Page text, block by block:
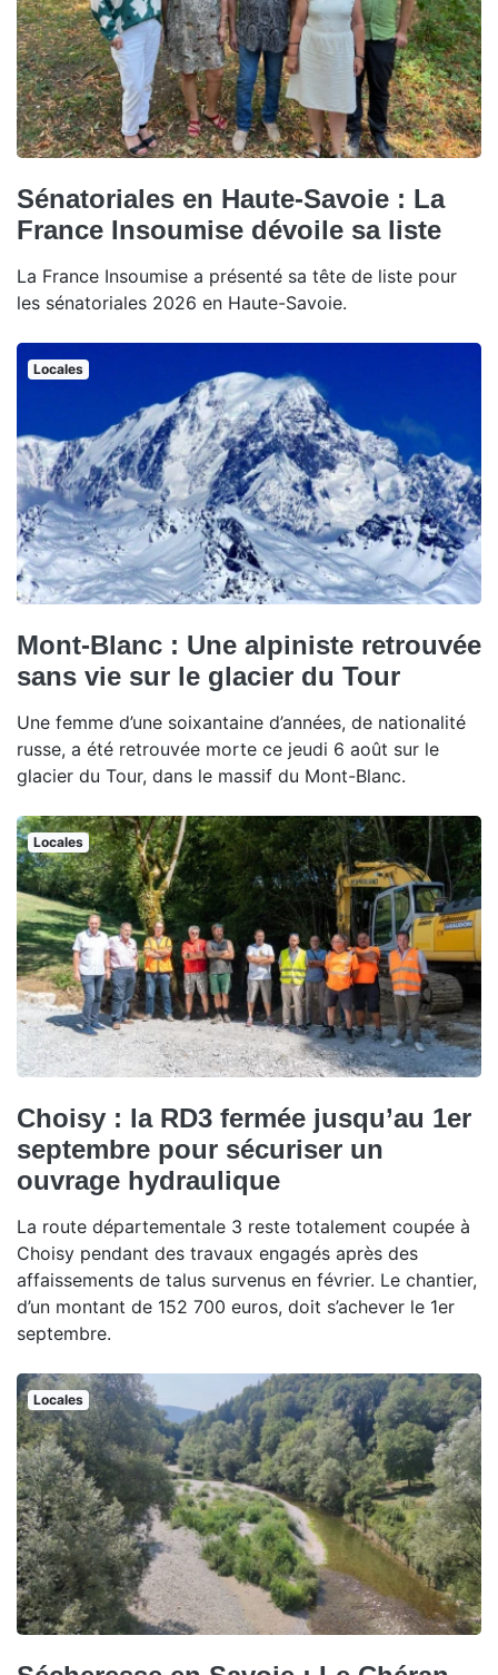
Sénatoriales en Haute-Savoie : La
France Insoumise dévoile sa liste
La France Insoumise a présenté sa tête de liste pour
les sénatoriales 2026 en Haute-Savoie.
Locales
Mont-Blanc : Une alpiniste retrouvée
sans vie sur le glacier du Tour
Une femme d’une soixantaine d’années, de nationalité
russe, a été retrouvée morte ce jeudi 6 août sur le
glacier du Tour, dans le massif du Mont-Blanc.
Locales
Choisy : la RD3 fermée jusqu’au 1er
septembre pour sécuriser un
ouvrage hydraulique
La route départementale 3 reste totalement coupée à
Choisy pendant des travaux engagés après des
affaissements de talus survenus en février. Le chantier,
d’un montant de 152 700 euros, doit s’achever le 1er
septembre.
Locales